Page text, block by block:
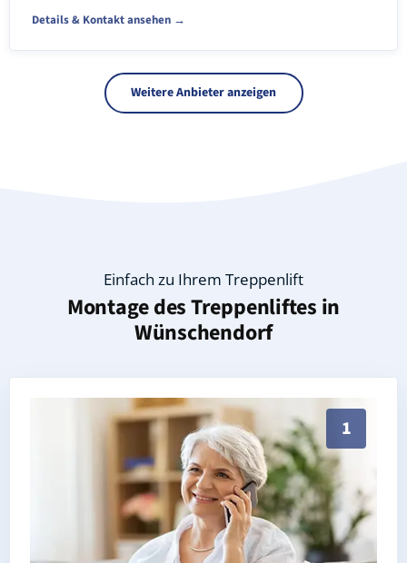
Details & Kontakt ansehen →
Weitere Anbieter anzeigen
Einfach zu Ihrem Treppenlift
Montage des Treppenliftes in
Wünschendorf
1
Persönliche Treppenlift-Beratung in Wünschendorf